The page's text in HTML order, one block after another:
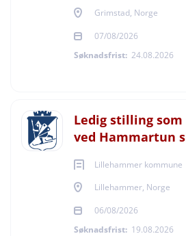
Grimstad, Norge
07/08/2026
Søknadsfrist: 24.08.2026
Ledig stilling
ved Hammartun
Lillehammer kommune
Lillehammer, Norge
06/08/2026
Søknadsfrist: 19.08.2026